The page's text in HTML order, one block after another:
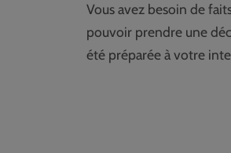
Vous avez besoin de
pouvoir prendre une
été préparée à votre